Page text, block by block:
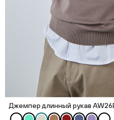
Джемпер длинный рукав